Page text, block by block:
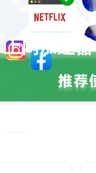
上网加速